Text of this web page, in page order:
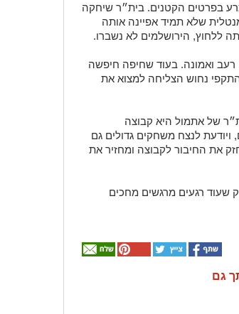
בפרטים הקטנים. בית״ר שיחקה
שלא תמיד אפיינה אותה
ללחוץ, הירושלמים לא נשברו.
רעב ואמונה. בעוד שחיפה חיפשה
נחוש הצליחה למצוא את
של אתמול היא קבוצה
לנצח משחקים גדולים גם
את החיבור לקבוצה ומחזיר את
שעוד רגעים מרגשים מחכים
גם